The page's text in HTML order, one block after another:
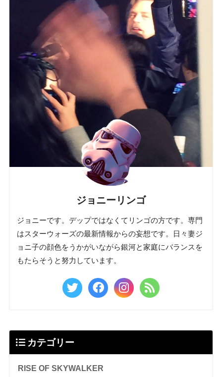
ジョニーリンゴ
ジョニーです。デップではなくてリンゴの方です。専門
はスターウォーズの最新情報からの妄想です。日々妻ジ
ョニ子の顔色をうかがいながら銀河と家庭にバランスを
もたらそうと努力しています。
カテゴリー
RISE OF SKYWALKER